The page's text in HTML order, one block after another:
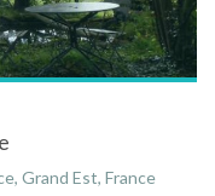
Grand Est, France